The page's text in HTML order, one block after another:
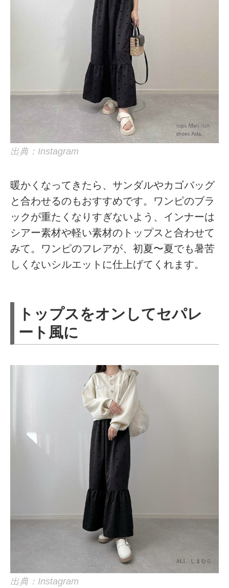
出典：Instagram
暖かくなってきたら、サンダルやカゴバッグ
と合わせるのもおすすめです。ワンピのブラ
ックが重たくなりすぎないよう、インナーは
シアー素材や軽い素材のトップスと合わせて
みて。ワンピのフレアが、初夏〜夏でも暑苦
しくないシルエットに仕上げてくれます。
トップスをオンしてセパレ
ート風に
出典：Instagram